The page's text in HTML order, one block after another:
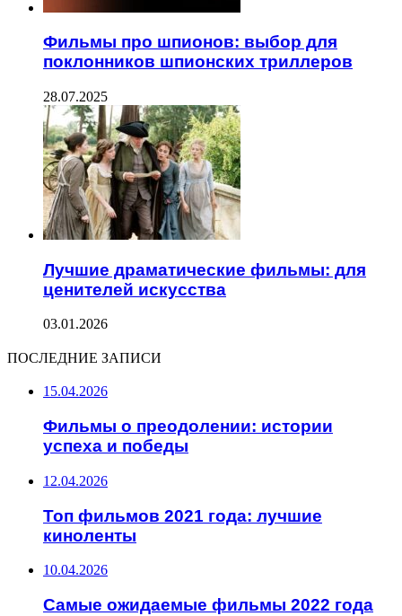
Фильмы про шпионов: выбор для
поклонников шпионских триллеров
28.07.2025
Лучшие драматические фильмы: для
ценителей искусства
03.01.2026
ПОСЛЕДНИЕ ЗАПИСИ
15.04.2026
Фильмы о преодолении: истории
успеха и победы
12.04.2026
Топ фильмов 2021 года: лучшие
киноленты
10.04.2026
Самые ожидаемые фильмы 2022 года